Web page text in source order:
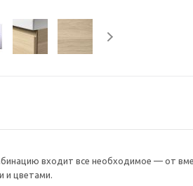
входит все необходимое — от
и цветами.